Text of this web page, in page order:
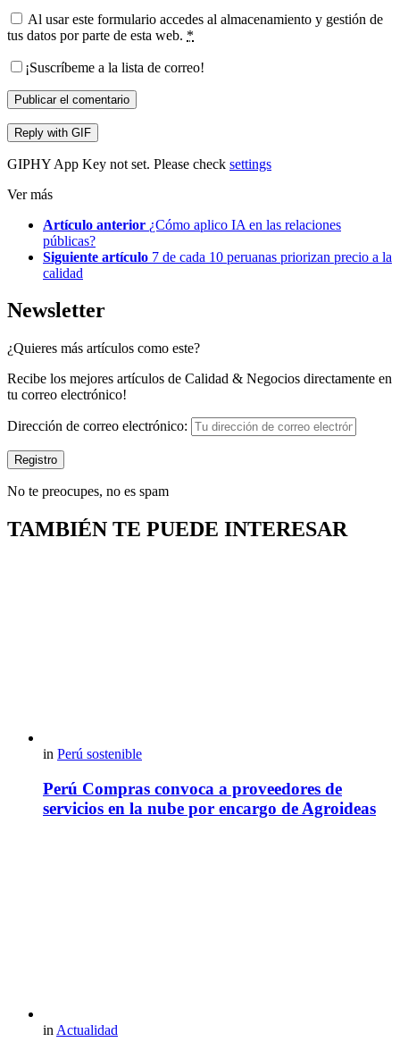
Al usar este formulario accedes al almacenamiento y gestión de
tus datos por parte de esta web. *
¡Suscríbeme a la lista de correo!
Publicar el comentario
Reply with GIF
GIPHY App Key not set. Please check settings
Ver más
Artículo anterior ¿Cómo aplico IA en las relaciones
públicas?
Siguiente artículo 7 de cada 10 peruanas priorizan precio a la
calidad
Newsletter
¿Quieres más artículos como este?
Recibe los mejores artículos de Calidad & Negocios directamente en
tu correo electrónico!
Dirección de correo electrónico:
No te preocupes, no es spam
TAMBIÉN TE PUEDE INTERESAR
in Perú sostenible
Perú Compras convoca a proveedores de
servicios en la nube por encargo de Agroideas
in Actualidad